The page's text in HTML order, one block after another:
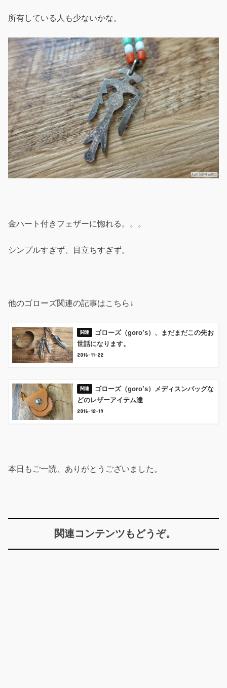
所有している人も少ないかな。
金ハート付きフェザーに惚れる。。。
シンプルすぎず、目立ちすぎず。
他のゴローズ関連の記事はこちら↓
ゴローズ（goro’s）、まだまだこの先お
世話になります。
2016-11-22
ゴローズ（goro’s）メディスンバッグな
どのレザーアイテム達
2016-12-19
本日もご一読、ありがとうございました。
関連コンテンツもどうぞ。